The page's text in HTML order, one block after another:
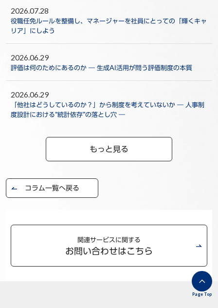
2026.07.28
役職任免ルールを整備し、マネージャーを社員にとっての「輝くキャ
リア」にしよう
2026.06.29
評価は何のためにあるのか ― 生成AI活用が問う評価制度の本質
2026.06.29
「他社はどうしているのか？」から制度を考えていないか ― 人事制
度設計における“統計依存”の落とし穴 ―
もっと見る
コラム一覧へ戻る
関連サービスに関する
お問い合わせはこちら
Page Top